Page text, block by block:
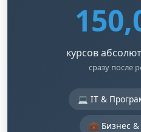
курсов
сразу после
💻 IT &
💼 Бизнес